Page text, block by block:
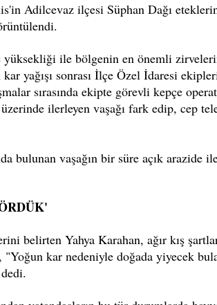
Adilcevaz ilçesi Süphan Dağı
yüksekliği ile bölgenin en önemli
yağışı sonrası İlçe Özel İdaresi
sırasında ekipte görevli kepçe
ilerleyen vaşağı fark edip, cep
bulunan vaşağın bir süre açık arazide
belirten Yahya Karahan, ağır kış
kar nedeniyle doğada yiyecek